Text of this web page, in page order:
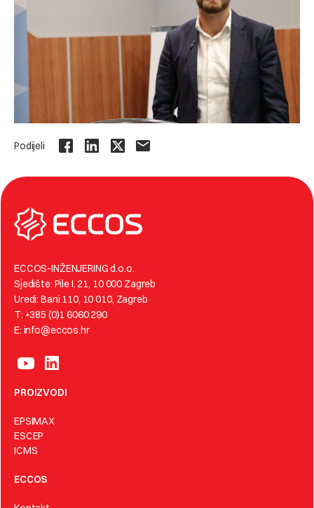
Podijeli
ECCOS-INŽENJERING d.o.o.
Sjedište: Pile I. 21, 10 000 Zagreb
Uredi: Bani 110, 10 010, Zagreb
T: +385 (0)1 6060 290
E: info@eccos.hr
PROIZVODI
EPSIMAX
ESCEP
ICMS
ECCOS